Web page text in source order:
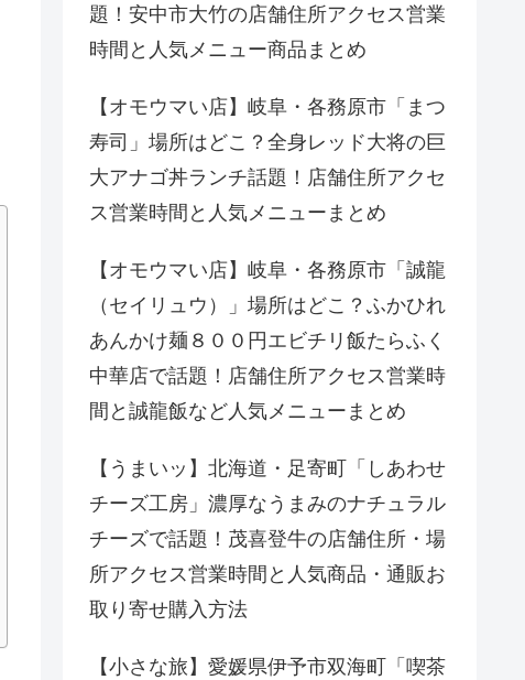
題！安中市大竹の店舗住所アクセス営業
時間と人気メニュー商品まとめ
【オモウマい店】岐阜・各務原市「まつ
寿司」場所はどこ？全身レッド大将の巨
大アナゴ丼ランチ話題！店舗住所アクセ
ス営業時間と人気メニューまとめ
【オモウマい店】岐阜・各務原市「誠龍
（セイリュウ）」場所はどこ？ふかひれ
あんかけ麺８００円エビチリ飯たらふく
中華店で話題！店舗住所アクセス営業時
間と誠龍飯など人気メニューまとめ
【うまいッ】北海道・足寄町「しあわせ
チーズ工房」濃厚なうまみのナチュラル
チーズで話題！茂喜登牛の店舗住所・場
所アクセス営業時間と人気商品・通販お
取り寄せ購入方法
【小さな旅】愛媛県伊予市双海町「喫茶